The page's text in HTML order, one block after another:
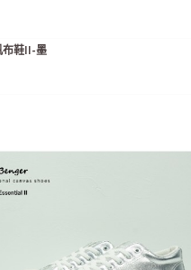
布鞋II-墨